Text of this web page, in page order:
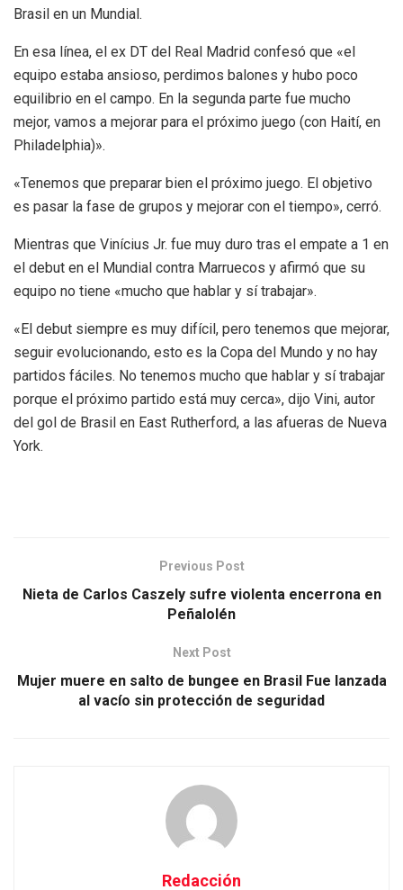
Brasil en un Mundial.
En esa línea, el ex DT del Real Madrid confesó que «el
equipo estaba ansioso, perdimos balones y hubo poco
equilibrio en el campo. En la segunda parte fue mucho
mejor, vamos a mejorar para el próximo juego (con Haití, en
Philadelphia)».
«Tenemos que preparar bien el próximo juego. El objetivo
es pasar la fase de grupos y mejorar con el tiempo», cerró.
Mientras que Vinícius Jr. fue muy duro tras el empate a 1 en
el debut en el Mundial contra Marruecos y afirmó que su
equipo no tiene «mucho que hablar y sí trabajar».
«El debut siempre es muy difícil, pero tenemos que mejorar,
seguir evolucionando, esto es la Copa del Mundo y no hay
partidos fáciles. No tenemos mucho que hablar y sí trabajar
porque el próximo partido está muy cerca», dijo Vini, autor
del gol de Brasil en East Rutherford, a las afueras de Nueva
York.
Previous Post
Nieta de Carlos Caszely sufre violenta encerrona en
Peñalolén
Next Post
Mujer muere en salto de bungee en Brasil Fue lanzada
al vacío sin protección de seguridad
Redacción